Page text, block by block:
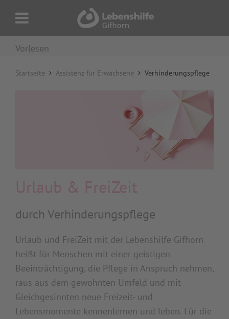
Vorlesen
Startseite Assistenz für Erwachsene Verhinderungspflege
Urlaub & FreiZeit
durch Verhinderungspflege
Urlaub und FreiZeit mit der Lebenshilfe Gifhorn
heißt für Menschen mit einer geistigen
Beeinträchtigung, die Pflege in Anspruch nehmen,
raus aus dem gewohnten Umfeld und mit
Gleichgesinnten neue Freizeit- und
Lebensmomente kennenlernen und leben. Für die